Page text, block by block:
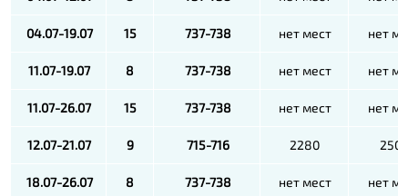
04.07-19.07 15 737-738 нет мест нет
11.07-19.07 8 737-738 нет мест нет
11.07-26.07 15 737-738 нет мест нет
12.07-21.07 9 715-716 2280
18.07-26.07 8 737-738 нет мест нет